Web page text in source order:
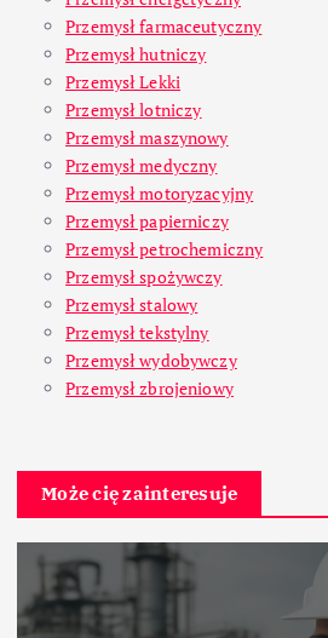
Przemysł farmaceutyczny
Przemysł hutniczy
Przemysł Lekki
Przemysł lotniczy
Przemysł maszynowy
Przemysł medyczny
Przemysł motoryzacyjny
Przemysł papierniczy
Przemysł petrochemiczny
Przemysł spożywczy
Przemysł stalowy
Przemysł tekstylny
Przemysł wydobywczy
Przemysł zbrojeniowy
Może cię zainteresuje